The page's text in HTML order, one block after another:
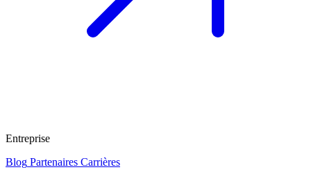
Entreprise
Blog Partenaires Carrières